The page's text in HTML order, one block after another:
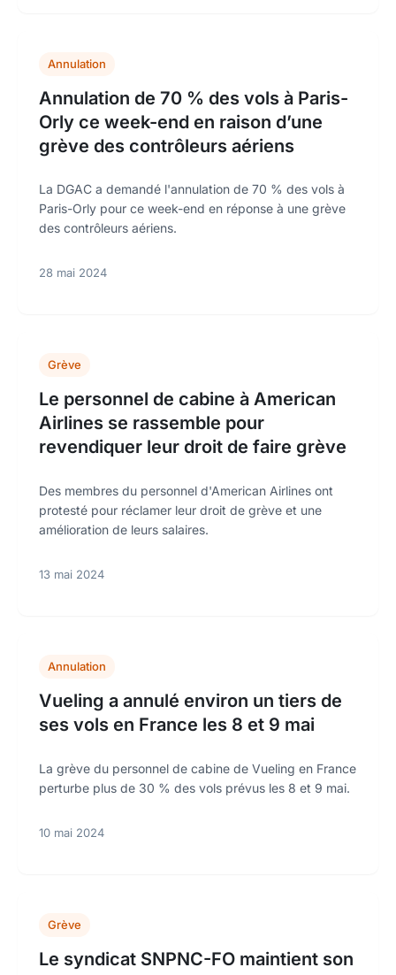
Annulation
Annulation de 70 % des vols à Paris-
Orly ce week-end en raison d’une
grève des contrôleurs aériens
La DGAC a demandé l'annulation de 70 % des vols à
Paris-Orly pour ce week-end en réponse à une grève
des contrôleurs aériens.
28 mai 2024
Grève
Le personnel de cabine à American
Airlines se rassemble pour
revendiquer leur droit de faire grève
Des membres du personnel d'American Airlines ont
protesté pour réclamer leur droit de grève et une
amélioration de leurs salaires.
13 mai 2024
Annulation
Vueling a annulé environ un tiers de
ses vols en France les 8 et 9 mai
La grève du personnel de cabine de Vueling en France
perturbe plus de 30 % des vols prévus les 8 et 9 mai.
10 mai 2024
Grève
Le syndicat SNPNC-FO maintient son